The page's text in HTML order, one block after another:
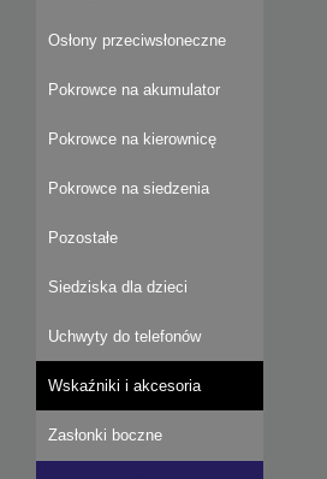
Osłony przeciwsłoneczne
Pokrowce na akumulator
Pokrowce na kierownicę
Pokrowce na siedzenia
Pozostałe
Siedziska dla dzieci
Uchwyty do telefonów
Wskaźniki i akcesoria
Zasłonki boczne